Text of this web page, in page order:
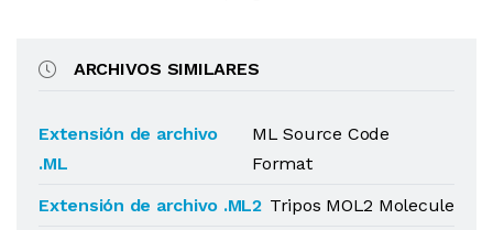
ARCHIVOS SIMILARES
Extensión de archivo
.ML
ML Source Code
Format
Extensión de archivo .ML2 Tripos MOL2 Molecule